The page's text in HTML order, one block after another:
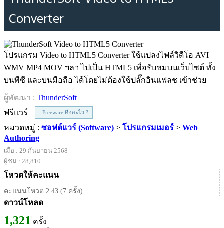
Converter
โปรแกรม Video to HTML5 Converter ใช้แปลงไฟล์วิดีโอ AVI
WMV MP4 MOV ฯลฯ ไปเป็น HTML5 เพื่อรับชมบนเว็บไซต์ ทั้ง
บนพีซี และบนมือถือ ได้โดยไม่ต้องใช้ปลั๊กอินแฟลช เข้าช่วย
ผู้พัฒนา : ThunderSoft
ฟรีแวร์
Freeware คืออะไร ?
หมวดหมู่ : ซอฟต์แวร์ (Software) > โปรแกรมเมอร์ > Web
Authoring
เมื่อ : 29 กันยายน 2568
ผู้ชม : 28,810
โหวตให้คะแนน
คะแนนโหวต 2.43 (7 ครั้ง)
ดาวน์โหลด
1,321 ครั้ง